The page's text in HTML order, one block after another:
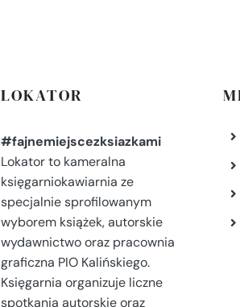
LOKATOR
#fajnemiejscezksiazkami
Lokator to kameralna
księgarniokawiarnia ze
specjalnie sprofilowanym
wyborem książek, autorskie
wydawnictwo oraz pracownia
graficzna PIO Kalińskiego.
Księgarnia organizuje liczne
spotkania autorskie oraz